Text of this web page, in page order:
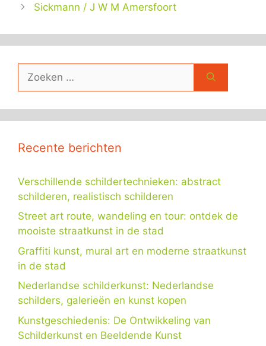
Sickmann / J W M Amersfoort
naar:
Recente berichten
Verschillende schildertechnieken: abstract
schilderen, realistisch schilderen
Street art route, wandeling en tour: ontdek de
mooiste straatkunst in de stad
Graffiti kunst, mural art en moderne straatkunst
in de stad
Nederlandse schilderkunst: Nederlandse
schilders, galerieën en kunst kopen
Kunstgeschiedenis: De Ontwikkeling van
Schilderkunst en Beeldende Kunst